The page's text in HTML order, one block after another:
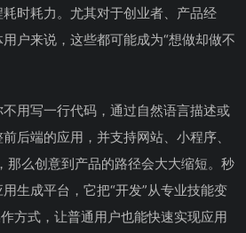
时耗力。尤其对于创业者、产品经
户来说，这些都可能成为“想做却做不
用写一行代码，通过自然语言描述或
后端的应用，并支持网站、小程序、
那么创意到产品的路径会大大缩短。秒
生成平台，它把“开发”从专业技能变
方式，让普通用户也能快速实现应用